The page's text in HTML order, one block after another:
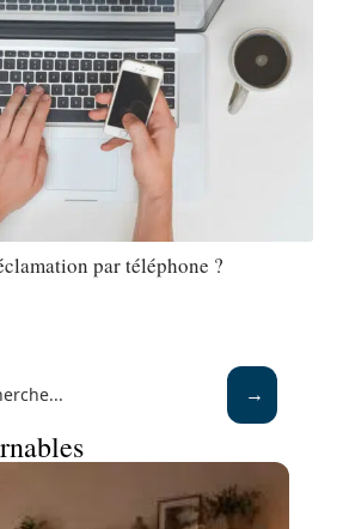
par téléphone ?